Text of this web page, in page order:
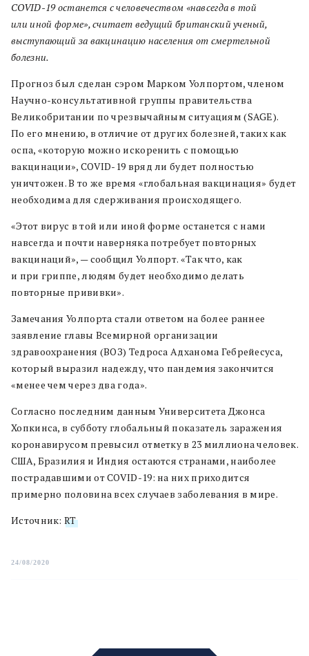
COVID-19 останется с человечеством «навсегда в той
или иной форме», считает ведущий британский ученый,
выступающий за вакцинацию населения от смертельной
болезни.
Прогноз был сделан сэром Марком Уолпортом, членом
Научно-консультативной группы правительства
Великобритании по чрезвычайным ситуациям (SAGE).
По его мнению, в отличие от других болезней, таких как
оспа, «которую можно искоренить с помощью
вакцинации», COVID-19 вряд ли будет полностью
уничтожен. В то же время «глобальная вакцинация» будет
необходима для сдерживания происходящего.
«Этот вирус в той или иной форме останется с нами
навсегда и почти наверняка потребует повторных
вакцинаций», — сообщил Уолпорт. «Так что, как
и при гриппе, людям будет необходимо делать
повторные прививки».
Замечания Уолпорта стали ответом на более раннее
заявление главы Всемирной организации
здравоохранения (ВОЗ) Тедроса Адханома Гебрейесуса,
который выразил надежду, что пандемия закончится
«менее чем через два года».
Согласно последним данным Университета Джонса
Хопкинса, в субботу глобальный показатель заражения
коронавирусом превысил отметку в 23 миллиона человек.
США, Бразилия и Индия остаются странами, наиболее
пострадавшими от COVID-19: на них приходится
примерно половина всех случаев заболевания в мире.
Источник: RT
24/08/2020